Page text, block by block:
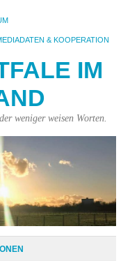
& KOOPERATION
IM
weniger weisen Worten.